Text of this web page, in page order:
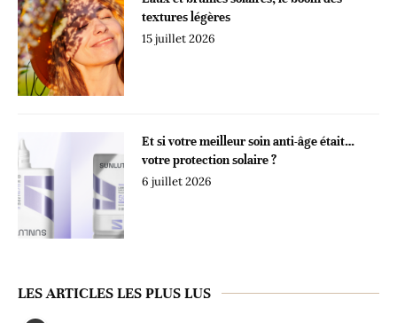
textures légères
15 juillet 2026
Et si votre meilleur soin anti-âge était…
votre protection solaire ?
6 juillet 2026
LES ARTICLES LES PLUS LUS